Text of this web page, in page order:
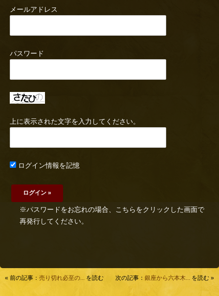
メールアドレス
パスワード
上に表示された文字を入力してください。
ログイン情報を記憶
※パスワードをお忘れの場合、こちらをクリックした画面で
再発行してください。
« 前の記事： 売り切れ必至の... を読む 次の記事： 銀座から六本木... を読む »